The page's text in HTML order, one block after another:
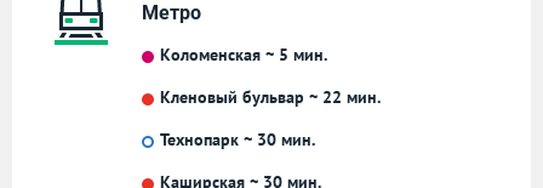
Метро
Коломенская ~ 5 мин.
Кленовый бульвар ~ 22 мин.
Технопарк ~ 30 мин.
Каширская ~ 30 мин.